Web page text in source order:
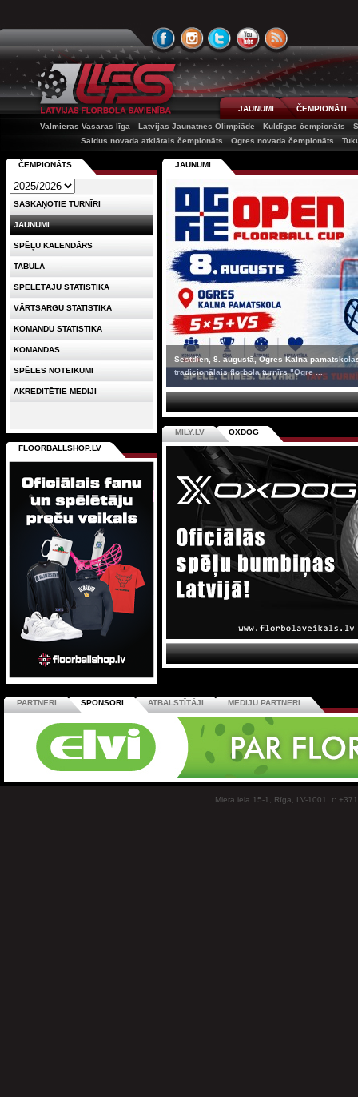
JAUNUMI
ČEMPIONĀTI
Valmieras Vasaras līga
Latvijas Jaunatnes Olimpiāde Kuldīgas čempionāts
Saldus novada atklātais čempionāts
Ogres novada čempionāts
JAUNUMI
Sestdien, 8. augustā, Ogres Kalna
tradicionālais florbola turnīrs "Ogre ...
MILY.LV OXDOG
ČEMPIONĀTS
SASKAŅOTIE TURNĪRI
JAUNUMI
SPĒĻU KALENDĀRS
TABULA
SPĒLĒTĀJU STATISTIKA
VĀRTSARGU STATISTIKA
KOMANDU STATISTIKA
KOMANDAS
SPĒLES NOTEIKUMI
AKREDITĒTIE MEDIJI
FLOORBALLSHOP.LV
PARTNERI SPONSORI ATBALSTĪTĀJI MEDIJU PARTNERI
Miera iela 15-1, Rīga, LV-1001, t: